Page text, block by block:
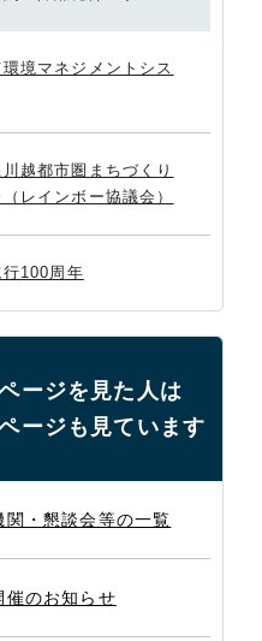
環境マネジメントシス
越都市圏まちづくり
レインボー協議会）
100周年
ージを見た人は
ージも見ています
関・懇談会等の一覧
催のお知らせ